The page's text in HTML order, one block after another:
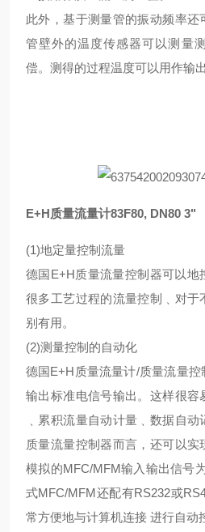
此外，基于测量管的振动频率
管壁外的温度传感器可以测量
偿。测得的过程温度可以用作输出
E+H质量流量计83F80, DN80 3"
(1)地定量控制流量
德国E+H质量流量控制器可以地
很多工艺过程的流量控制﹑对于
别有用。
(2)测量控制的自动化
德国E+H质量流量计/质量流量
输出标准电信号输出。这样很容
﹑累积流量自动计量﹑数据自
质量流量控制器而言，还可以实
模拟的MFC/MFM输入输出信号
式MFC/MFM还配有RS232或
常方便地与计算机连接 进行自动